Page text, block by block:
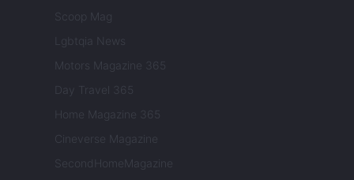
Scoop Mag
Lgbtqia News
Motors Magazine 365
Day Travel 365
Home Magazine 365
Cineverse Magazine
SecondHomeMagazine